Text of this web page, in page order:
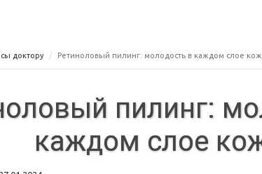
доктору Ретиноловый пилинг: молодость в каждом слое
пилинг:
каждом слое